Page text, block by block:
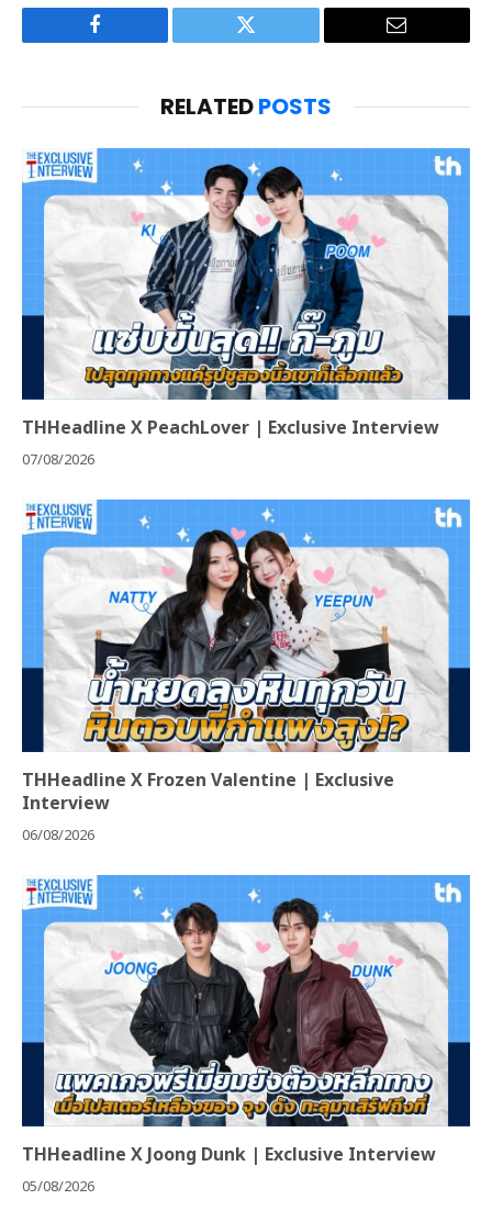
Facebook Twitter Email
RELATEDPOSTS
THHeadline X PeachLover | Exclusive Interview
07/08/2026
THHeadline X Frozen Valentine | Exclusive
Interview
06/08/2026
THHeadline X Joong Dunk | Exclusive Interview
05/08/2026